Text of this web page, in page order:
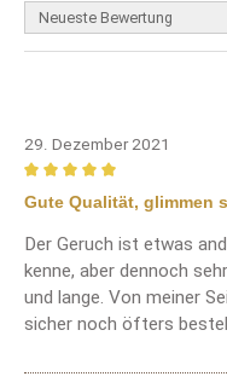
29. Dezember 2021
Bewertung mit 5 von 5
Gute Qualität, glimmen
Der Geruch ist etwas
kenne, aber dennoch
und lange. Von meiner
sicher noch öfters